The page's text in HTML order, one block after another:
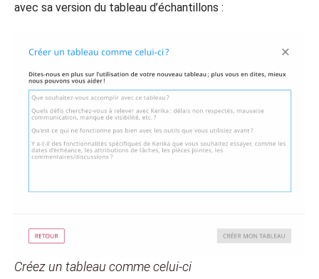
avec sa version du tableau d’échantillons :
Créez un tableau comme celui-ci